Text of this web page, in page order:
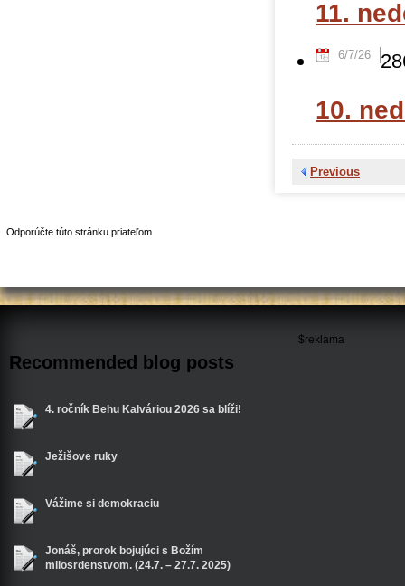
11.
6/7/26
10.
Previous
Odporúčte túto stránku priateľom
Recommended blog posts
4. ročník Behu Kalváriou 2026 sa blíži!
Ježišove ruky
Vážime si demokraciu
Jonáš, prorok bojujúci s Božím
milosrdenstvom. (24.7. – 27.7. 2025)
$reklama